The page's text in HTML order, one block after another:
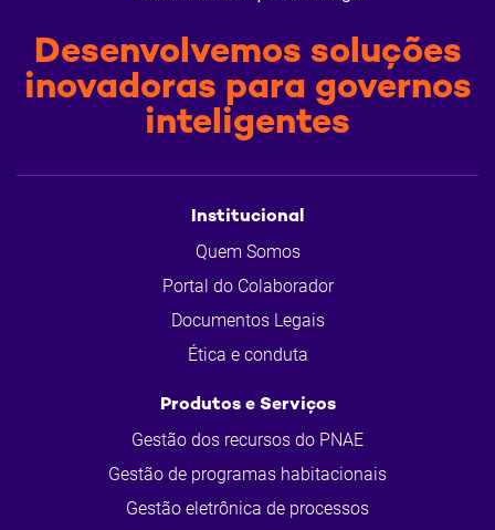
Desenvolvemos soluções
inovadoras para governos
inteligentes
Institucional
Quem Somos
Portal do Colaborador
Documentos Legais
Ética e conduta
Produtos e Serviços
Gestão dos recursos do PNAE
Gestão de programas habitacionais
Gestão eletrônica de processos